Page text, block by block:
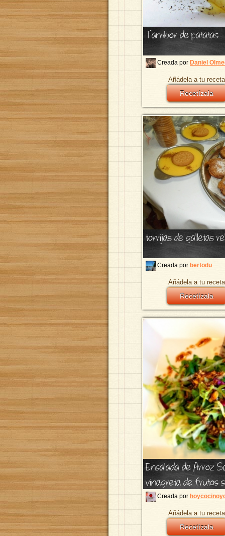
Tambor de patatas
Creada por Daniel
Añádela a tu
Recetízala
torrijas de galletas
Creada por bertodu
Añádela a tu
Recetízala
Ensalada de Arroz
vinagreta de frutos
Creada por
Añádela a tu
Recetízala